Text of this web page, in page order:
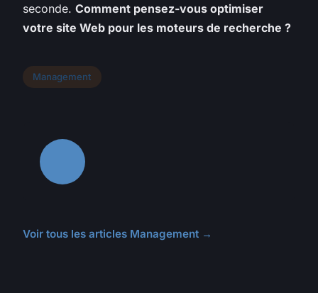
seconde. Comment pensez-vous optimiser
votre site Web pour les moteurs de recherche ?
Management
Voir tous les articles Management →